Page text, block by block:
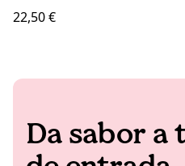
22,50 €
Da sabor a